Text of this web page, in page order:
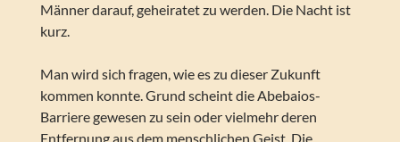
Männer darauf, geheiratet zu werden. Die Nacht ist
kurz.
Man wird sich fragen, wie es zu dieser Zukunft
kommen konnte. Grund scheint die Abebaios-
Barriere gewesen zu sein oder vielmehr deren
Entfernung aus dem menschlichen Geist. Die